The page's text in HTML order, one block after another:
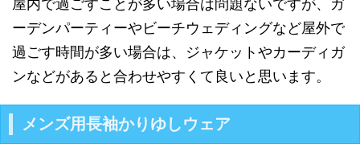
屋内で過ごすことが多い場合は問題ないですが、ガ
ーデンパーティーやビーチウェディングなど屋外で
過ごす時間が多い場合は、ジャケットやカーディガ
ンなどがあると合わせやすくて良いと思います。
メンズ用長袖かりゆしウェア